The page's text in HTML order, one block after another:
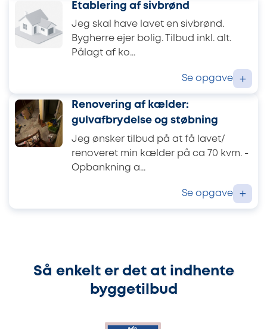
Etablering af sivbrønd
Jeg skal have lavet en sivbrønd.
Bygherre ejer bolig. Tilbud inkl. alt.
Pålagt af ko...
Se opgave +
Renovering af kælder:
gulvafbrydelse og støbning
Jeg ønsker tilbud på at få lavet/
renoveret min kælder på ca 70 kvm. -
Opbankning a...
Se opgave +
Så enkelt er det at indhente
byggetilbud